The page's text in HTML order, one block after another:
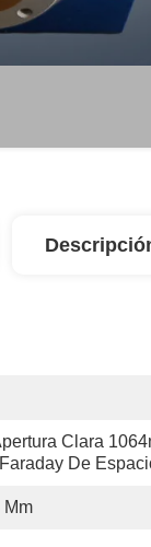
Clara
De
Mm